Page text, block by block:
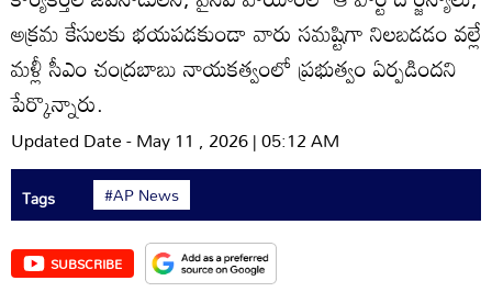
అక్రమ కేసులకు భయపడకుండా వారు సమష్టిగా నిలబడడం వల్లే
మళ్లీ సీఎం చంద్రబాబు నాయకత్వంలో ప్రభుత్వం ఏర్పడిందని
పేర్కొన్నారు.
Updated Date - May 11 , 2026 | 05:12 AM
Tags #AP News
SUBSCRIBE